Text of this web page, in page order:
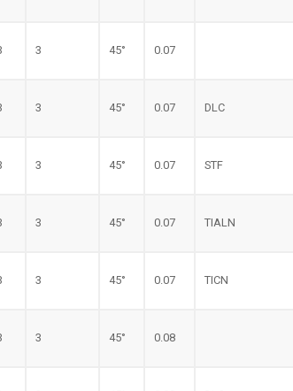
3 45° 0.07
3 45° 0.07 DLC
3 45° 0.07 STF
3 45° 0.07 TIALN
3 45° 0.07 TICN
3 45° 0.08